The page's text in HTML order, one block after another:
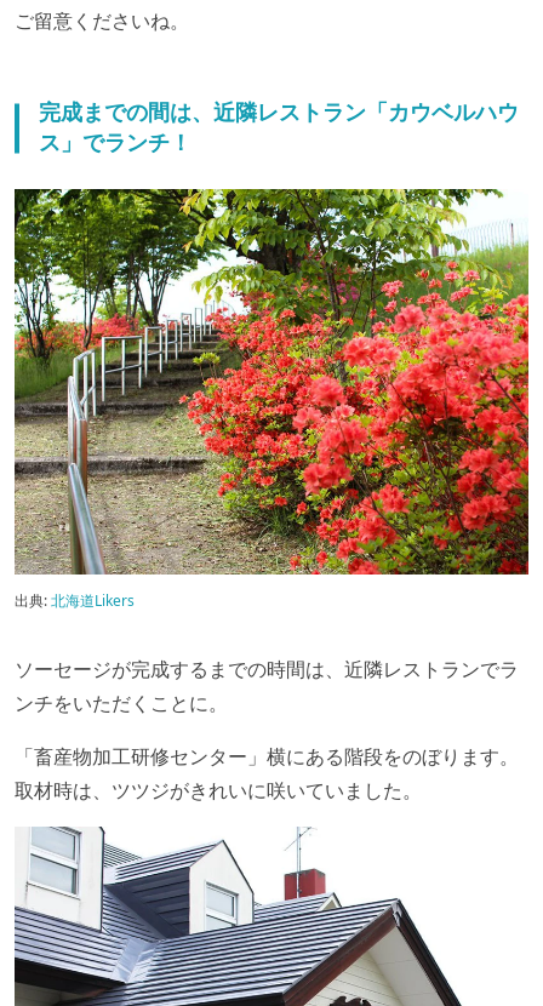
ご留意くださいね。
完成までの間は、近隣レストラン「カウベルハウ
ス」でランチ！
出典:北海道Likers
ソーセージが完成するまでの時間は、近隣レストランでラ
ンチをいただくことに。
「畜産物加工研修センター」横にある階段をのぼります。
取材時は、ツツジがきれいに咲いていました。